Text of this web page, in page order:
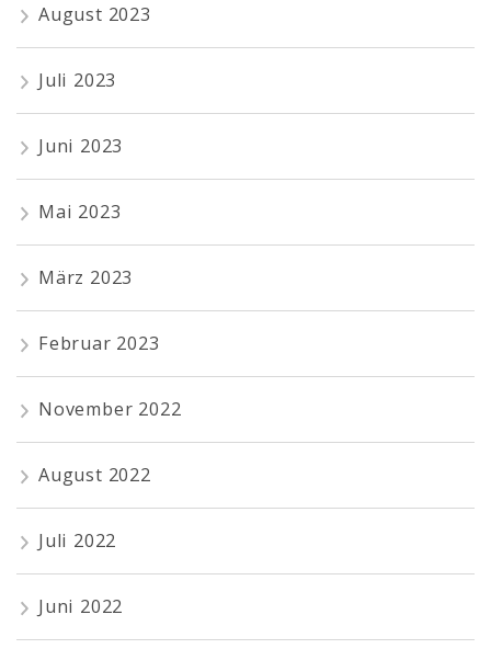
August 2023
Juli 2023
Juni 2023
Mai 2023
März 2023
Februar 2023
November 2022
August 2022
Juli 2022
Juni 2022